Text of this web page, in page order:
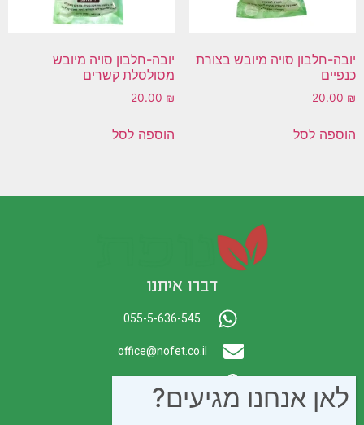
יובה-חלבון סויה מיובש בצורת
כנפיים
20.00 ₪
הוספה לסל
יובה-חלבון סויה מיובש
מסולסלת קשרים
20.00 ₪
הוספה לסל
דברו איתנו
055-5-636-545
office@nofet.co.il
לאן אנחנו מגיעים?